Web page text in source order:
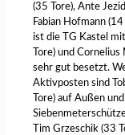
(35 Tore), Ante
Fabian Hofmann
ist die TG Kastel
Tore) und
sehr gut besetzt.
Aktivposten sind
Tore) auf Außen
Tim Grzeschik (33